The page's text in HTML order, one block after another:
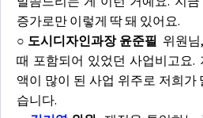
증가로만 이렇게 딱 돼 있어요.
○ 도시디자인과장 윤준필 위원
때 포함되어 있었던 사업비고요.
액이 많이 된 사업 위주로 저희가
습니다.